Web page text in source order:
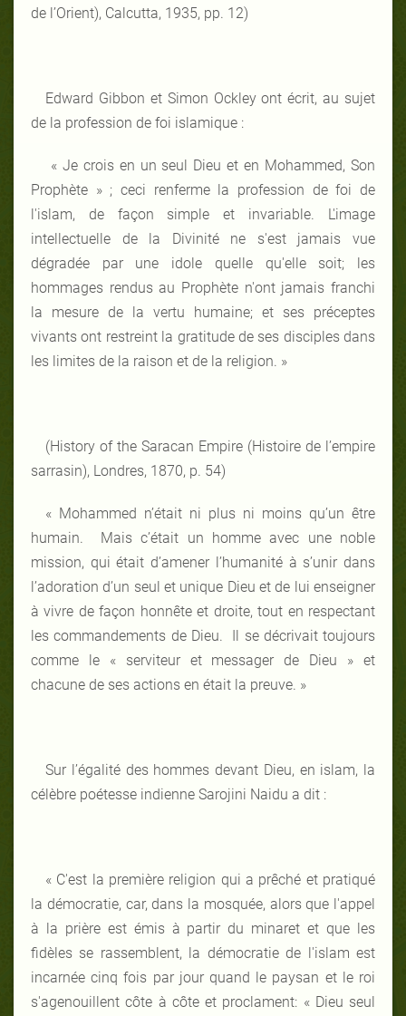
de l’Orient), Calcutta, 1935, pp. 12)
Edward Gibbon et Simon Ockley ont écrit, au sujet
de la profession de foi islamique :
« Je crois en un seul Dieu et en Mohammed, Son
Prophète » ; ceci renferme la profession de foi de
l'islam, de façon simple et invariable. L'image
intellectuelle de la Divinité ne s'est jamais vue
dégradée par une idole quelle qu'elle soit; les
hommages rendus au Prophète n'ont jamais franchi
la mesure de la vertu humaine; et ses préceptes
vivants ont restreint la gratitude de ses disciples dans
les limites de la raison et de la religion. »
(History of the Saracan Empire (Histoire de l’empire
sarrasin), Londres, 1870, p. 54)
« Mohammed n’était ni plus ni moins qu’un être
humain. Mais c’était un homme avec une noble
mission, qui était d’amener l’humanité à s’unir dans
l’adoration d’un seul et unique Dieu et de lui enseigner
à vivre de façon honnête et droite, tout en respectant
les commandements de Dieu. Il se décrivait toujours
comme le « serviteur et messager de Dieu » et
chacune de ses actions en était la preuve. »
Sur l’égalité des hommes devant Dieu, en islam, la
célèbre poétesse indienne Sarojini Naidu a dit :
« C'est la première religion qui a prêché et pratiqué
la démocratie, car, dans la mosquée, alors que l'appel
à la prière est émis à partir du minaretet que les
fidèles se rassemblent, la démocratie de l'islam est
incarnée cinq fois par jour quand le paysan et le roi
s'agenouillent côte à côteet proclament: « Dieu seul